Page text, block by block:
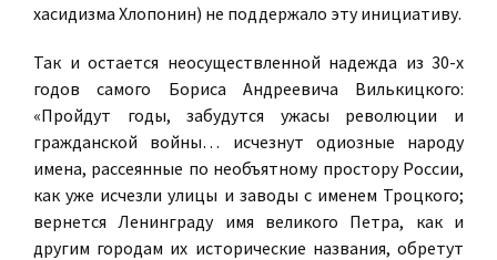
хасидизма Хлопонин) не поддержало эту инициативу.
Так и остается неосуществленной надежда из 30-х
годов самого Бориса Андреевича Вилькицкого:
«Пройдут годы, забудутся ужасы революции и
гражданской войны… исчезнут одиозные народу
имена, рассеянные по необъятному простору России,
как уже исчезли улицы и заводы с именем Троцкого;
вернется Ленинграду имя великого Петра, как и
другим городам их исторические названия, обретут